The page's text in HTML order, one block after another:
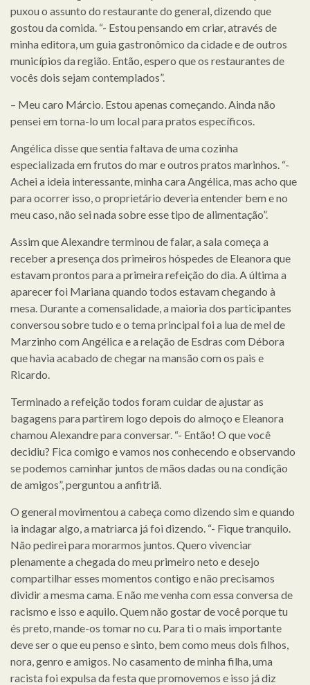
puxou o assunto do restaurante do general, dizendo que
gostou da comida. “- Estou pensando em criar, através de
minha editora, um guia gastronômico da cidade e de outros
municípios da região. Então, espero que os restaurantes de
vocês dois sejam contemplados”.
– Meu caro Márcio. Estou apenas começando. Ainda não
pensei em torna-lo um local para pratos específicos.
Angélica disse que sentia faltava de uma cozinha
especializada em frutos do mar e outros pratos marinhos. “-
Achei a ideia interessante, minha cara Angélica, mas acho que
para ocorrer isso, o proprietário deveria entender bem e no
meu caso, não sei nada sobre esse tipo de alimentação”.
Assim que Alexandre terminou de falar, a sala começa a
receber a presença dos primeiros hóspedes de Eleanora que
estavam prontos para a primeira refeição do dia. A última a
aparecer foi Mariana quando todos estavam chegando à
mesa. Durante a comensalidade, a maioria dos participantes
conversou sobre tudo e o tema principal foi a lua de mel de
Marzinho com Angélica e a relação de Esdras com Débora
que havia acabado de chegar na mansão com os pais e
Ricardo.
Terminado a refeição todos foram cuidar de ajustar as
bagagens para partirem logo depois do almoço e Eleanora
chamou Alexandre para conversar. “- Então! O que você
decidiu? Fica comigo e vamos nos conhecendo e observando
se podemos caminhar juntos de mãos dadas ou na condição
de amigos”, perguntou a anfitriã.
O general movimentou a cabeça como dizendo sim e quando
ia indagar algo, a matriarca já foi dizendo. “- Fique tranquilo.
Não pedirei para morarmos juntos. Quero vivenciar
plenamente a chegada do meu primeiro neto e desejo
compartilhar esses momentos contigo e não precisamos
dividir a mesma cama. E não me venha com essa conversa de
racismo e isso e aquilo. Quem não gostar de você porque tu
és preto, mande-os tomar no cu. Para ti o mais importante
deve ser o que eu penso e sinto, bem como meus dois filhos,
nora, genro e amigos. No casamento de minha filha, uma
racista foi expulsa da festa que promovemos e isso já diz